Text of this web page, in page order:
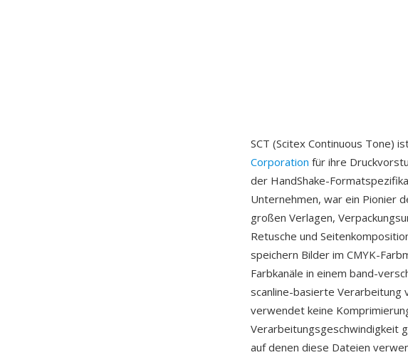
SCT (Scitex Continuous Tone)
Corporation für ihre
der HandShake-
Unternehmen, war ein Pionier
großen Verlagen,
Retusche und
speichern Bilder im CMYK-
Farbkanäle in einem band-
scanline-basierte
verwendet keine
Verarbeitungsgeschwindigkeit
auf denen diese Dateien